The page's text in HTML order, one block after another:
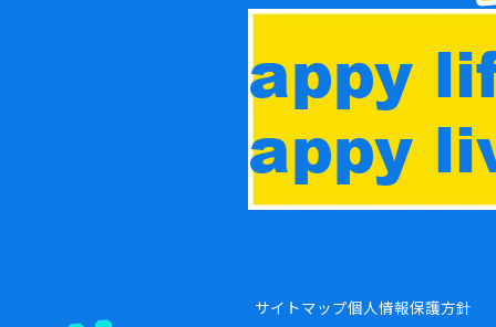
サイトマップ個人情報保護方針
Happy
Happy